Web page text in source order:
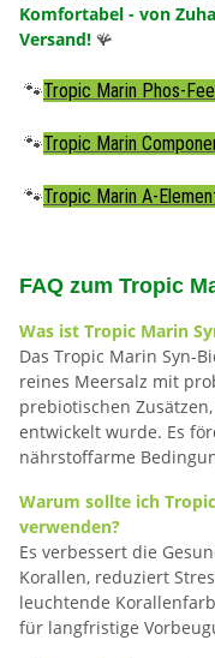
Komfortabel - von
Versand! 🪸
🐾Tropic Marin Phos-
🐾Tropic Marin
🐾Tropic Marin A-
FAQ zum Tropic
Was ist Tropic Marin
Das Tropic Marin Syn-
reines Meersalz mit
prebiotischen
entwickelt wurde. Es
nährstoffarme
Warum sollte ich
verwenden?
Es verbessert die
Korallen, reduziert
leuchtende
für langfristige